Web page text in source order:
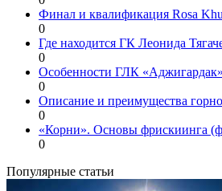
Финал и квалификация Rosa
0
Где находится ГК Леонида
0
Особенности ГЛК
0
Описание и преимущества
0
«Корни». Основы фрискиинга
0
Популярные статьи